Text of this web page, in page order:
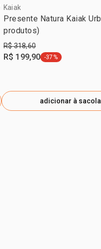
Kaiak
Presente Natura Kaiak
produtos)
R$ 318,60
R$ 199,90 etiqueta -37%
-37%
adicionar à sacola